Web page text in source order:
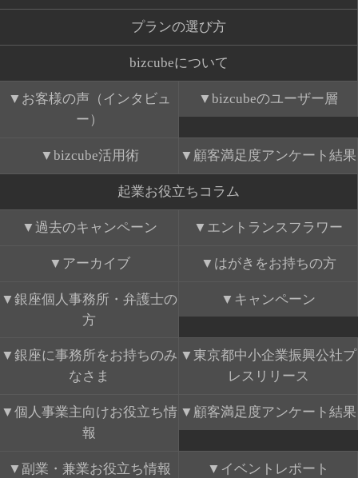
プランの選び方
bizcubeについて
お客様の声（インタビュ
ー）
bizcubeのユーザー層
bizcube活用術 顧客満足度アンケート結果
起業お役立ちコラム
過去のキャンペーン エントランスフラワー
アーカイブ はがきをお持ちの方
銀座個人事務所・弁護士の
方
キャンペーン
銀座に事務所をお持ちのみ
なさま
東京都中小企業振興公社プ
レスリリース
個人事業主向けお役立ち情
報
顧客満足度アンケート結果
副業・兼業お役立ち情報 イベントレポート